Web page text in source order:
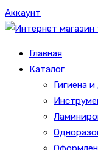
Аккаунт
Главная
Каталог
Гигиена